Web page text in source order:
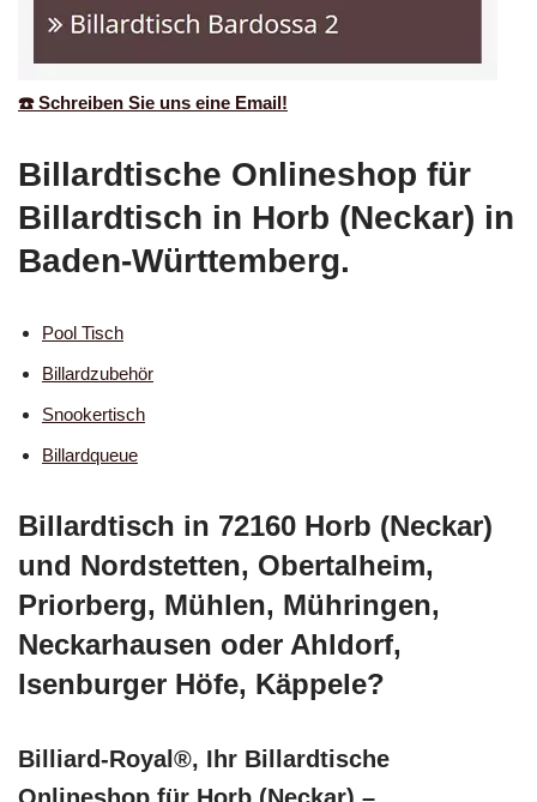
☎️ Schreiben Sie uns eine Email!
Billardtische Onlineshop für
Billardtisch in Horb (Neckar) in
Baden-Württemberg.
Pool Tisch
Billardzubehör
Snookertisch
Billardqueue
Billardtisch in 72160 Horb (Neckar)
und Nordstetten, Obertalheim,
Priorberg, Mühlen, Mühringen,
Neckarhausen oder Ahldorf,
Isenburger Höfe, Käppele?
Billiard-Royal®, Ihr Billardtische